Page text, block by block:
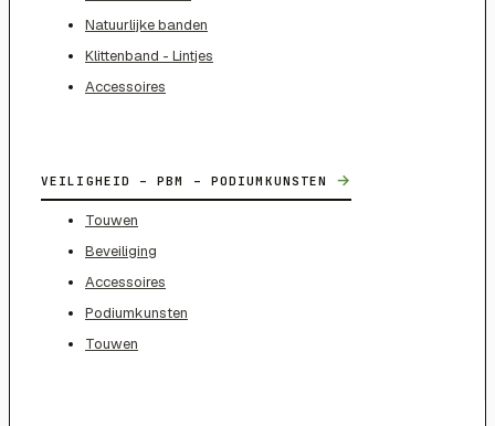
Natuurlijke banden
Klittenband - Lintjes
Accessoires
VEILIGHEID – PBM – PODIUMKUNSTEN →
Touwen
Beveiliging
Accessoires
Podiumkunsten
Touwen